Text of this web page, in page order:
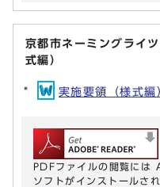
京都市ネーミングライ
式編）
実施要領（様式
PDFファイルの閲覧に
ソフトがインストールさ